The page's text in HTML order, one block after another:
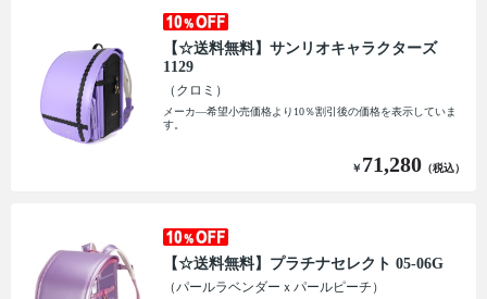
【☆送料無料】サンリオキャラクターズ
1129
（クロミ）
メーカ―希望小売価格より10％割引後の価格を表示していま
す。
￥ 71,280 （税込）
【☆送料無料】プラチナセレクト 05-06G
（パールラベンダーｘパールピーチ）